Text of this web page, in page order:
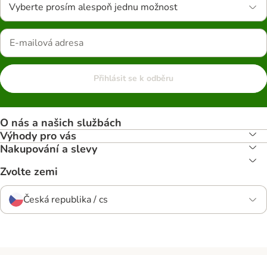
Vyberte prosím alespoň jednu možnost
Přihlásit se k odběru
O nás a našich službách
Výhody pro vás
Nakupování a slevy
Zvolte zemi
Česká republika / cs